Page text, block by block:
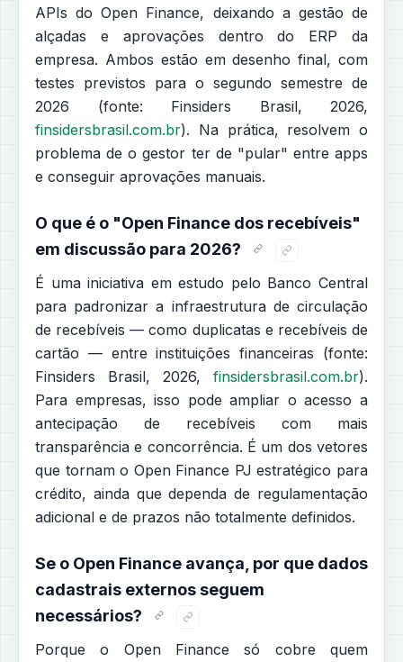
APIs do Open Finance, deixando a gestão de
alçadas e aprovações dentro do ERP da
empresa. Ambos estão em desenho final, com
testes previstos para o segundo semestre de
2026 (fonte: Finsiders Brasil, 2026,
finsidersbrasil.com.br). Na prática, resolvem o
problema de o gestor ter de "pular" entre apps
e conseguir aprovações manuais.
O que é o "Open Finance dos recebíveis"
em discussão para 2026?
É uma iniciativa em estudo pelo Banco Central
para padronizar a infraestrutura de circulação
de recebíveis — como duplicatas e recebíveis de
cartão — entre instituições financeiras (fonte:
Finsiders Brasil, 2026, finsidersbrasil.com.br).
Para empresas, isso pode ampliar o acesso a
antecipação de recebíveis com mais
transparência e concorrência. É um dos vetores
que tornam o Open Finance PJ estratégico para
crédito, ainda que dependa de regulamentação
adicional e de prazos não totalmente definidos.
Se o Open Finance avança, por que dados
cadastrais externos seguem
necessários?
Porque o Open Finance só cobre quem